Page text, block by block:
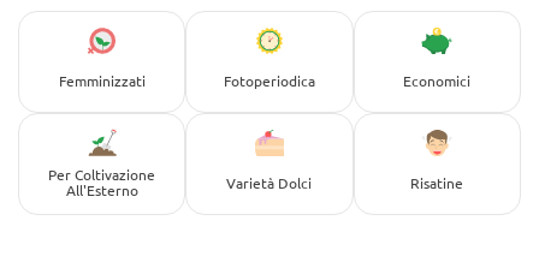
Femminizzati Fotoperiodica Economici
Per Coltivazione
All'Esterno
Varietà Dolci Risatine